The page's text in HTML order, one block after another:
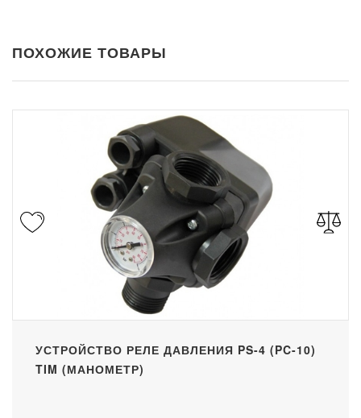
ПОХОЖИЕ ТОВАРЫ
УСТРОЙСТВО РЕЛЕ ДАВЛЕНИЯ PS-4 (PC-10)
TIM (МАНОМЕТР)